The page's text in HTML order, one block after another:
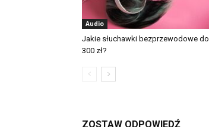
Audio
Jakie słuchawki bezprzewodowe do
300 zł?
ZOSTAW ODPOWIEDŹ